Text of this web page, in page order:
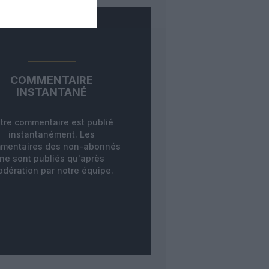
COMMENTAIRE
INSTANTANÉ
commentaire est publié
instantanément. Les
des non-abonnés
ne sont publiés qu'après
par notre équipe.